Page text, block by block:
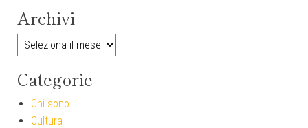
Archivi
Archivi
Categorie
Chi sono
Cultura